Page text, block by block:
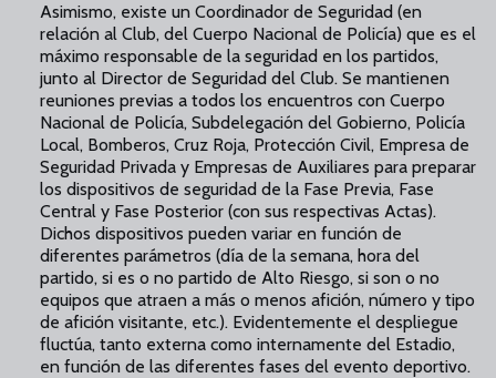
Asimismo, existe un Coordinador de Seguridad (en
relación al Club, del Cuerpo Nacional de Policía) que es el
máximo responsable de la seguridad en los partidos,
junto al Director de Seguridad del Club. Se mantienen
reuniones previas a todos los encuentros con Cuerpo
Nacional de Policía, Subdelegación del Gobierno, Policía
Local, Bomberos, Cruz Roja, Protección Civil, Empresa de
Seguridad Privada y Empresas de Auxiliares para preparar
los dispositivos de seguridad de la Fase Previa, Fase
Central y Fase Posterior (con sus respectivas Actas).
Dichos dispositivos pueden variar en función de
diferentes parámetros (día de la semana, hora del
partido, si es o no partido de Alto Riesgo, si son o no
equipos que atraen a más o menos afición, número y tipo
de afición visitante, etc.). Evidentemente el despliegue
fluctúa, tanto externa como internamente del Estadio,
en función de las diferentes fases del evento deportivo.